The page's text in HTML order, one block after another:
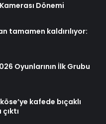
Dönemi
tamamen kaldırılıyor:
Oyunlarının İlk Grubu
kafede bıçaklı